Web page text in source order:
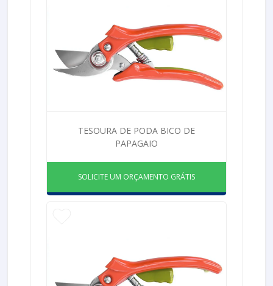
TESOURA DE PODA BICO DE
PAPAGAIO
SOLICITE UM ORÇAMENTO GRÁTIS